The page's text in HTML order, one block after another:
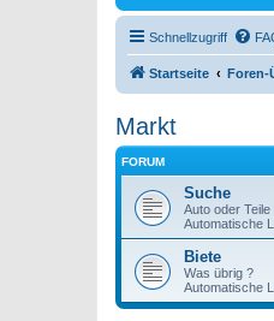
Schnellzugriff
Startseite Foren-
Markt
FORUM
Suche
Auto oder
Automatische
Biete
Was übrig ?
Automatische